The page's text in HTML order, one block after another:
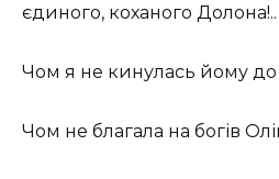
єдиного, коханого Долона!..
Чом я не кинулась йому до
Чом не благала на богів